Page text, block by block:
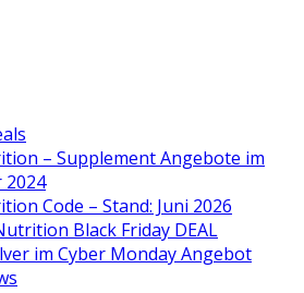
– Supplement Angebote im
2024
Code – Stand: Juni 2026
Black Friday DEAL
im Cyber Monday Angebot